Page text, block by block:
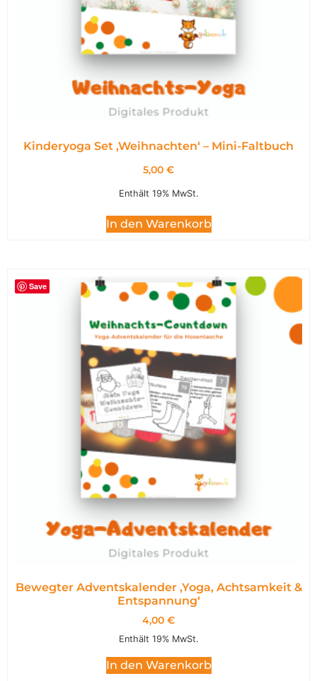
Kinderyoga Set ,Weihnachten‘ – Mini-Faltbuch
5,00 €
Enthält 19% MwSt.
In den Warenkorb
Save
Bewegter Adventskalender ,Yoga, Achtsamkeit &
Entspannung‘
4,00 €
Enthält 19% MwSt.
In den Warenkorb